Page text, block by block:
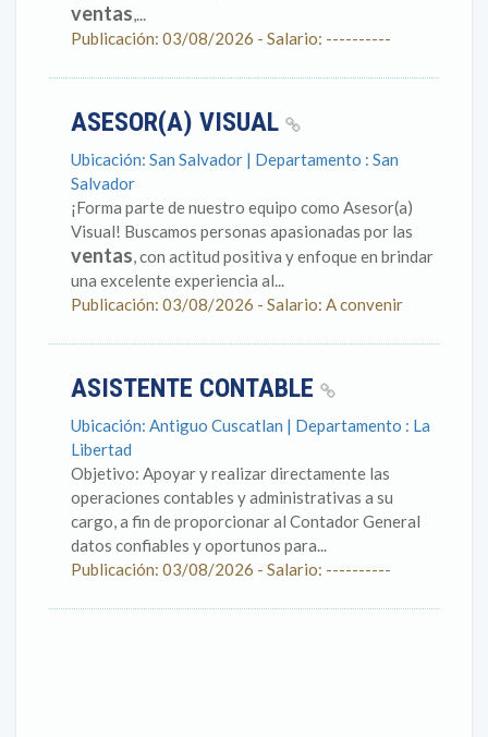
ventas,...
Publicación: 03/08/2026 - Salario: ----------
ASESOR(A) VISUAL
Ubicación: San Salvador | Departamento : San
Salvador
¡Forma parte de nuestro equipo como Asesor(a)
Visual! Buscamos personas apasionadas por las
ventas, con actitud positiva y enfoque en brindar
una excelente experiencia al...
Publicación: 03/08/2026 - Salario: A convenir
ASISTENTE CONTABLE
Ubicación: Antiguo Cuscatlan | Departamento : La
Libertad
Objetivo: Apoyar y realizar directamente las
operaciones contables y administrativas a su
cargo, a fin de proporcionar al Contador General
datos confiables y oportunos para...
Publicación: 03/08/2026 - Salario: ----------